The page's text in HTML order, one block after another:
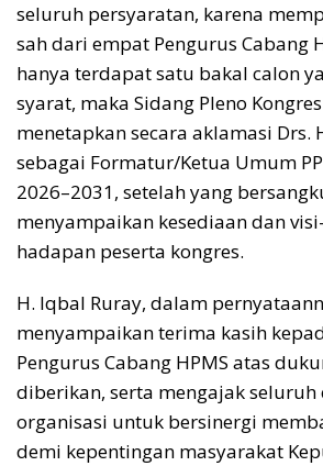
seluruh persyaratan, karena
sah dari empat Pengurus Cabang
hanya terdapat satu bakal calon
syarat, maka Sidang Pleno Kongres
menetapkan secara aklamasi Drs.
sebagai Formatur/Ketua Umum
2026–2031, setelah yang
menyampaikan kesediaan dan
hadapan peserta kongres.
H. Iqbal Ruray, dalam
menyampaikan terima kasih
Pengurus Cabang HPMS atas
diberikan, serta mengajak seluruh
organisasi untuk bersinergi
demi kepentingan masyarakat